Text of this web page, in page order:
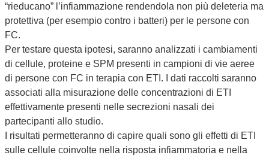
“rieducano” l’infiammazione rendendola non più deleteria ma
protettiva (per esempio contro i batteri) per le persone con
FC.
Per testare questa ipotesi, saranno analizzati i cambiamenti
di cellule, proteine e SPM presenti in campioni di vie aeree
di persone con FC in terapia con ETI. I dati raccolti saranno
associati alla misurazione delle concentrazioni di ETI
effettivamente presenti nelle secrezioni nasali dei
partecipanti allo studio.
I risultati permetteranno di capire quali sono gli effetti di ETI
sulle cellule coinvolte nella risposta infiammatoria e nella